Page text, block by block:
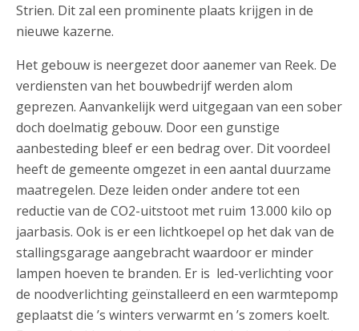
Strien. Dit zal een prominente plaats krijgen in de
nieuwe kazerne.
Het gebouw is neergezet door aanemer van Reek. De
verdiensten van het bouwbedrijf werden alom
geprezen. Aanvankelijk werd uitgegaan van een sober
doch doelmatig gebouw. Door een gunstige
aanbesteding bleef er een bedrag over. Dit voordeel
heeft de gemeente omgezet in een aantal duurzame
maatregelen. Deze leiden onder andere tot een
reductie van de CO2-uitstoot met ruim 13.000 kilo op
jaarbasis. Ook is er een lichtkoepel op het dak van de
stallingsgarage aangebracht waardoor er minder
lampen hoeven te branden. Er is led-verlichting voor
de noodverlichting geïnstalleerd en een warmtepomp
geplaatst die ’s winters verwarmt en ’s zomers koelt.